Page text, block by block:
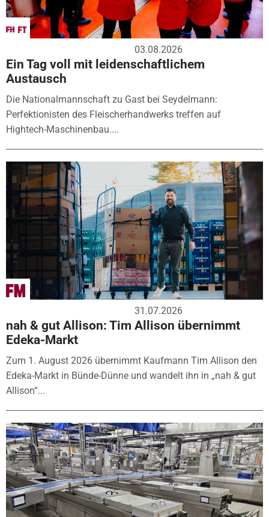
03.08.2026
Ein Tag voll mit leidenschaftlichem
Austausch
Die Nationalmannschaft zu Gast bei Seydelmann:
Perfektionisten des Fleischerhandwerks treffen auf
Hightech-Maschinenbau....
31.07.2026
nah & gut Allison: Tim Allison übernimmt
Edeka-Markt
Zum 1. August 2026 übernimmt Kaufmann Tim Allison den
Edeka-Markt in Bünde-Dünne und wandelt ihn in „nah & gut
Allison“...